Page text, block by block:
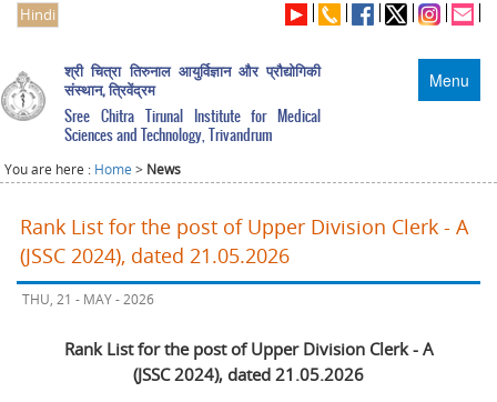
Hindi
Menu
श्री चित्रा तिरुनाल आयुर्विज्ञान और प्रौद्योगिकी
संस्थान, त्रिवेंद्रम
Sree Chitra Tirunal Institute for Medical
Sciences and Technology, Trivandrum
You are here : Home > News
Rank List for the post of Upper Division Clerk - A
(JSSC 2024), dated 21.05.2026
THU, 21 - MAY - 2026
Rank List for the post of Upper Division Clerk - A
(JSSC 2024), dated 21.05.2026